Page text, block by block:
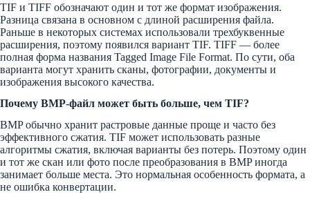
TIF и TIFF обозначают один и тот же формат изображения.
Разница связана в основном с длиной расширения файла.
Раньше в некоторых системах использовали трехбуквенные
расширения, поэтому появился вариант TIF. TIFF — более
полная форма названия Tagged Image File Format. По сути, оба
варианта могут хранить сканы, фотографии, документы и
изображения высокого качества.
Почему BMP-файл может быть больше, чем TIF?
BMP обычно хранит растровые данные проще и часто без
эффективного сжатия. TIF может использовать разные
алгоритмы сжатия, включая варианты без потерь. Поэтому один
и тот же скан или фото после преобразования в BMP иногда
занимает больше места. Это нормальная особенность формата, а
не ошибка конвертации.